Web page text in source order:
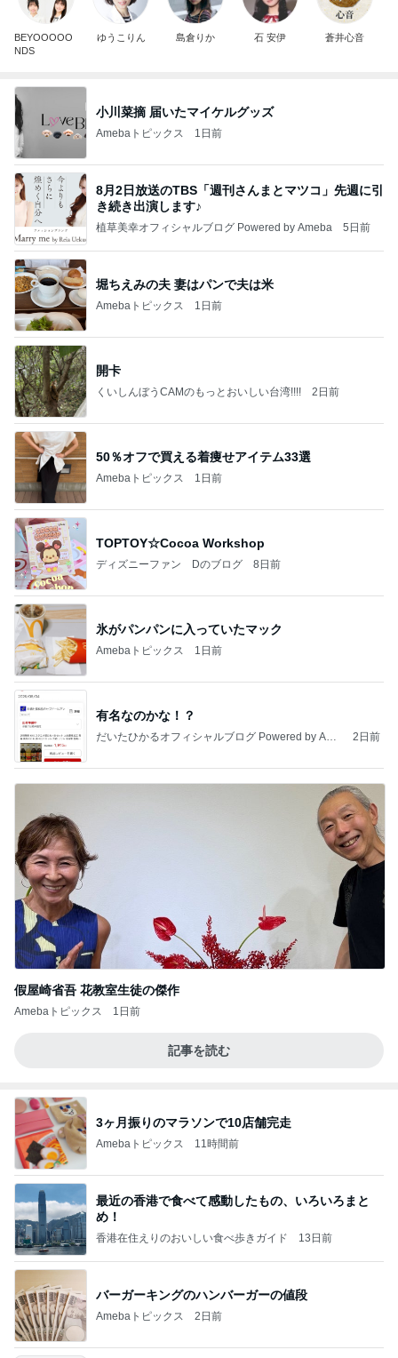
BEYOOOOO
NDS
ゆうこりん 島倉りか 石 安伊 蒼井心音
小川菜摘 届いたマイケルグッズ
Amebaトピックス 1日前
8月2日放送のTBS「週刊さんまとマツコ」先週に引
き続き出演します♪
植草美幸オフィシャルブログ Powered by Ameba 5日前
堀ちえみの夫 妻はパンで夫は米
Amebaトピックス 1日前
開卡
くいしんぼうCAMのもっとおいしい台湾!!!! 2日前
50％オフで買える着痩せアイテム33選
Amebaトピックス 1日前
TOPTOY☆Cocoa Workshop
ディズニーファン Dのブログ 8日前
氷がパンパンに入っていたマック
Amebaトピックス 1日前
有名なのかな！？
だいたひかるオフィシャルブログ Powered by Ame
2日前
假屋崎省吾 花教室生徒の傑作
Amebaトピックス 1日前
記事を読む
3ヶ月振りのマラソンで10店舗完走
Amebaトピックス 11時間前
最近の香港で食べて感動したもの、いろいろまと
め！
香港在住えりのおいしい食べ歩きガイド 13日前
バーガーキングのハンバーガーの値段
Amebaトピックス 2日前